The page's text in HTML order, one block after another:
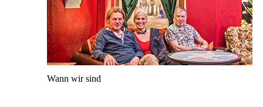
Wann wir sind